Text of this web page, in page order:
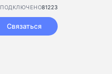
81223
ПОДКЛЮЧЕНО
Связаться